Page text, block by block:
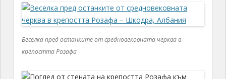
Веселка пред останките от средновековната черква в
крепостта Розафа